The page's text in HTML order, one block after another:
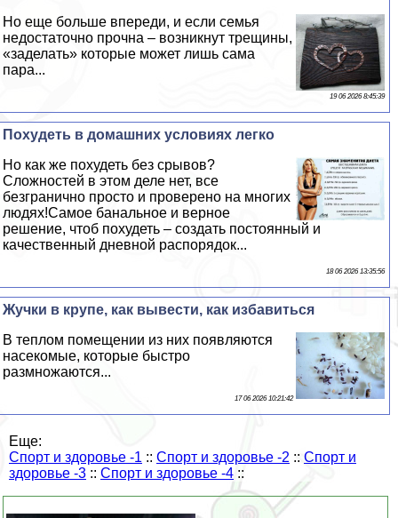
Но еще больше впереди, и если семья
недостаточно прочна – возникнут трещины,
«заделать» которые может лишь сама
пара...
19 06 2026 8:45:39
Похудеть в домашних условиях легко
Но как же похудеть без срывов?
Сложностей в этом деле нет, все
безгранично просто и проверено на многих
людях!Самое бaнaльное и верное
решение, чтоб похудеть – создать постоянный и
качественный дневной распорядок...
18 06 2026 13:35:56
Жучки в крупе, как вывести, как избавиться
В теплом помещении из них появляются
насекомые, которые быстро
размножаются...
17 06 2026 10:21:42
Еще:
Спорт и здоровье -1 :: Спорт и здоровье -2 :: Спорт и
здоровье -3 :: Спорт и здоровье -4 ::